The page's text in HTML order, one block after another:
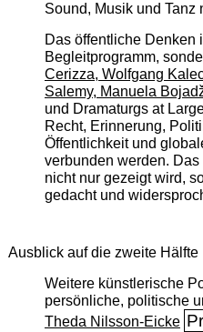
Sound, Musik und Tanz
Das öffentliche Denken
Begleitprogramm,
Cerizza, Wolfgang
Salemy, Manuela
und Dramaturgs at
Recht, Erinnerung,
Öffentlichkeit und
verbunden werden.
nicht nur gezeigt wird,
gedacht und
Ausblick auf die zweite Hälfte
Weitere künstlerische
persönliche, politische
Theda Nilsson-Eicke